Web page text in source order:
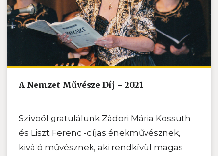
A Nemzet Művésze Díj - 2021
Szívből gratulálunk Zádori Mária Kossuth
és Liszt Ferenc -díjas énekművésznek,
kiváló művésznek, aki rendkívül magas